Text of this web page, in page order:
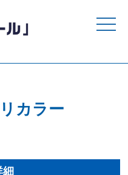
toggle
カラー
細